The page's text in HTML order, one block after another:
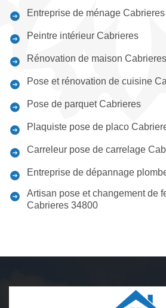
Entreprise de ménage Cabrieres
Peintre intérieur Cabrieres
Rénovation de maison Cabrieres
Pose et rénovation de cuisine
Pose de parquet Cabrieres
Plaquiste pose de placo
Carreleur pose de carrelage
Entreprise de dépannage
Artisan pose et changement de
Cabrieres 34800